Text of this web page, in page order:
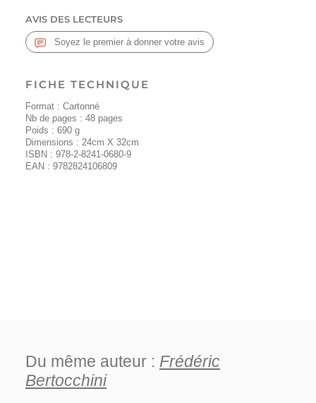
AVIS DES LECTEURS
Soyez le premier à donner votre avis
FICHE TECHNIQUE
Format : Cartonné
Nb de pages : 48 pages
Poids : 690 g
Dimensions : 24cm X 32cm
ISBN : 978-2-8241-0680-9
EAN : 9782824106809
Du même auteur : Frédéric
Bertocchini